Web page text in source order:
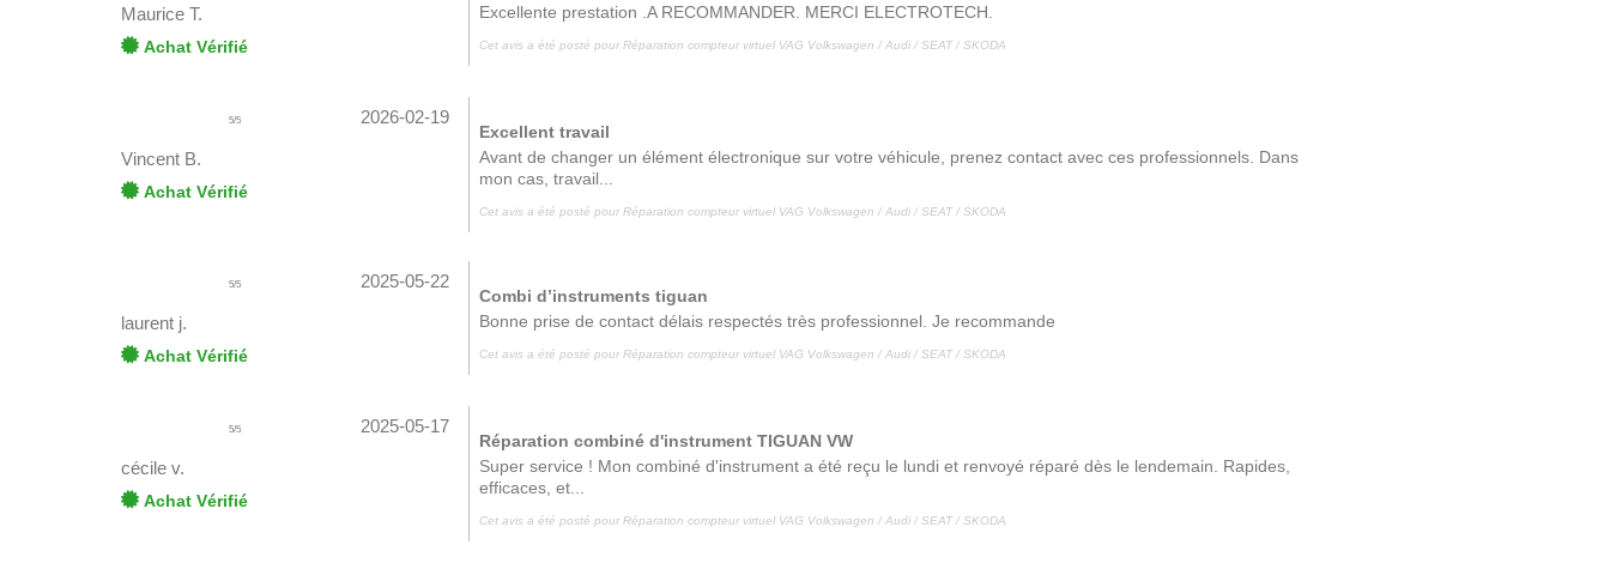
Maurice T.
Achat Vérifié
Excellente prestation .A RECOMMANDER. MERCI ELECTROTECH.
Cet avis a été posté pourRéparation compteur virtuel VAG Volkswagen / Audi / SEAT / SKODA
5/5 2026-02-19
Vincent B.
Achat Vérifié
Excellent travail
Avant de changer un élément électronique sur votre véhicule, prenez contact avec ces professionnels. Dans
mon cas, travail...
Cet avis a été posté pourRéparation compteur virtuel VAG Volkswagen / Audi / SEAT / SKODA
5/5 2025-05-22
laurent j.
Achat Vérifié
Combi d’instruments tiguan
Bonne prise de contact délais respectés très professionnel. Je recommande
Cet avis a été posté pourRéparation compteur virtuel VAG Volkswagen / Audi / SEAT / SKODA
5/5 2025-05-17
cécile v.
Achat Vérifié
Réparation combiné d'instrument TIGUAN VW
Super service ! Mon combiné d'instrument a été reçu le lundi et renvoyé réparé dès le lendemain. Rapides,
efficaces, et...
Cet avis a été posté pourRéparation compteur virtuel VAG Volkswagen / Audi / SEAT / SKODA